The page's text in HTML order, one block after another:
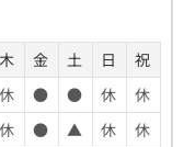
木 金 土 日
祝
休 ● ● 休
休
休 ● ▲ 休
休